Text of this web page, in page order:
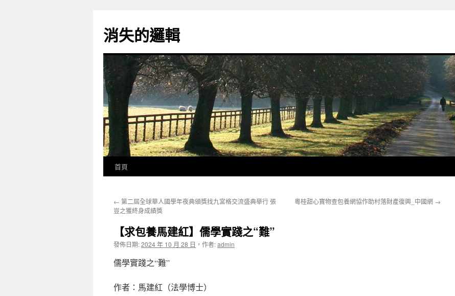
主
要
消失的邏輯
首頁
← 第二屆全球華人國學年夜典頒獎找九宮格交流盛典舉行 張
豈之獲終身成績獎
粵桂甜心寶物查包養網協作助村落財產復興_中國網 →
【求包養馬建紅】儒學實踐之“難”
發佈日期:2024 年 10 月 28 日 ， 作者:admin
儒學實踐之“難”
作者：馬建紅（法學博士）